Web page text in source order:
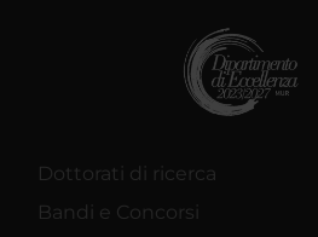
Dottorati di ricerca
Bandi e Concorsi